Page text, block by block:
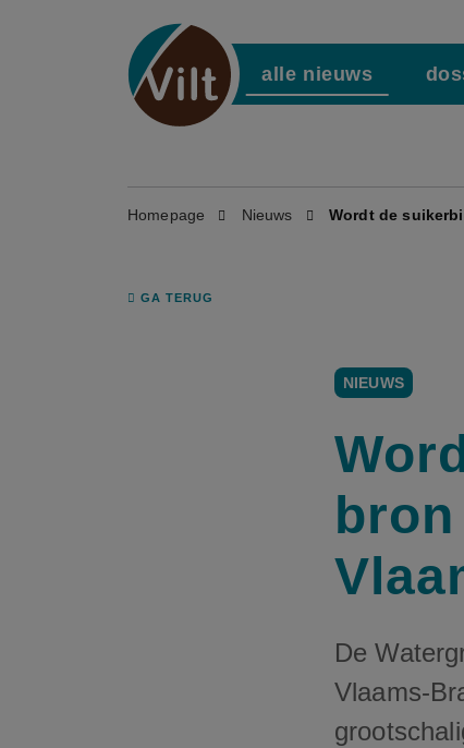
alle nieuws
Homepage Nieuws Wordt de
GA TERUG
NIEUWS
De
Vlaams-